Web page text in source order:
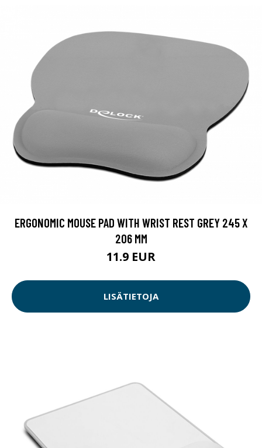
ERGONOMIC MOUSE PAD WITH WRIST REST GREY 245 X
206 MM
11.9 EUR
LISÄTIETOJA